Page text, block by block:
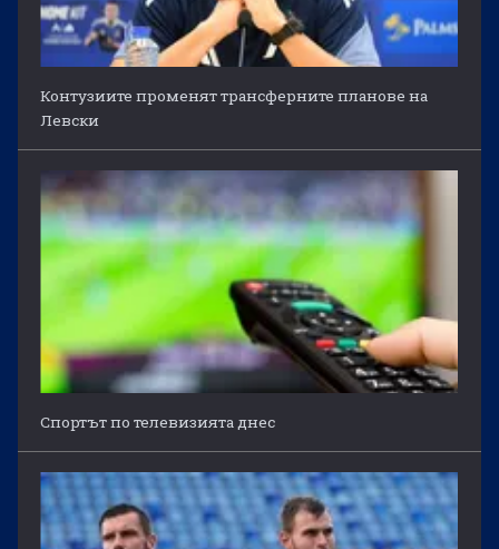
Контузиите променят трансферните планове на
Левски
Спортът по телевизията днес